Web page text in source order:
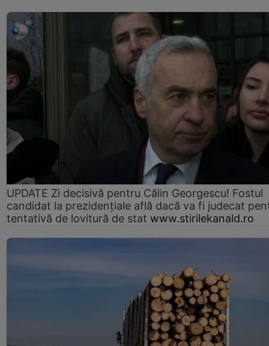
UPDATE Zi decisivă pentru Călin Georgescu! Fostul
candidat la prezidențiale află dacă va fi judecat
tentativă de lovitură de stat www.stirilekanald.ro